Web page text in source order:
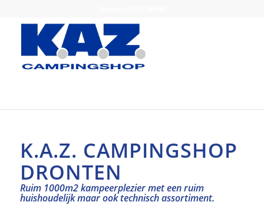
K.A.Z. CAMPINGSHOP
DRONTEN
Ruim 1000m2 kampeerplezier met een ruim
huishoudelijk maar ook technisch assortiment.